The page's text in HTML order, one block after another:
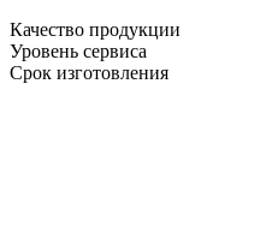
Качество продукции
Уровень сервиса
Срок изготовления